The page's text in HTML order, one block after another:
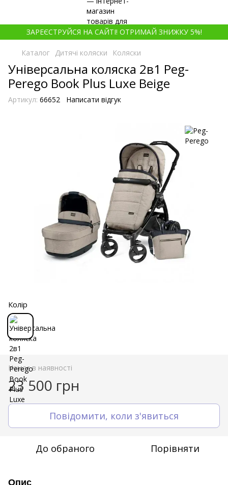
ЗАРЕЄСТРУЙСЯ НА САЙТІ! ОТРИМАЙ ЗНИЖКУ 5%!
Каталог Дитячі коляски Коляски
Універсальна коляска 2в1 Peg-
Perego Book Plus Luxe Beige
Артикул: 66652 Написати відгук
Колір
Немає в наявності
23 500 грн
Повідомити, коли з'явиться
До обраного Порівняти
Опис